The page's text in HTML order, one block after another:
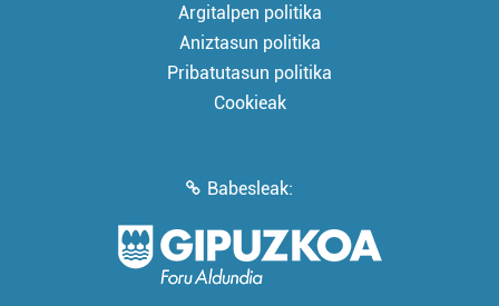
Argitalpen politika
Aniztasun politika
Pribatutasun politika
Cookieak
Babesleak: